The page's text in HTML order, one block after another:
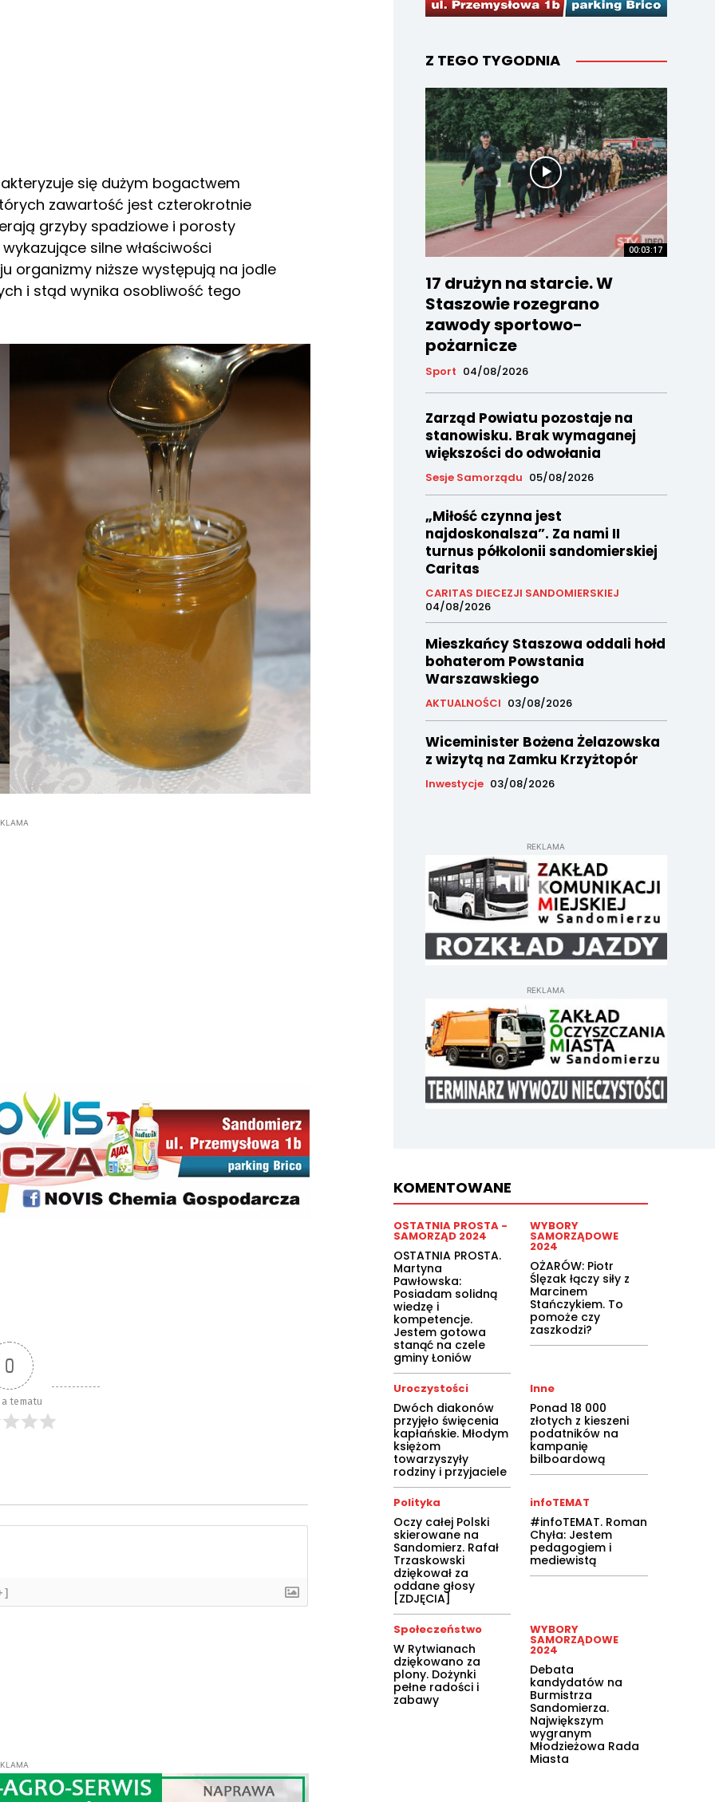
się dużym bogactwem
zawartość jest czterokrotnie
grzyby spadziowe i porosty
silne właściwości
organizmy niższe występują na jodle
i stąd wynika osobliwość tego
0
tematu
Z TEGO TYGODNIA
00:03:17
17 drużyn na starcie. W
Staszowie rozegrano
zawody sportowo-
pożarnicze
Sport 04/08/2026
Zarząd Powiatu pozostaje na
stanowisku. Brak wymaganej
większości do odwołania
Sesje Samorządu 05/08/2026
„Miłość czynna jest
najdoskonalsza”. Za nami II
turnus półkolonii sandomierskiej
Caritas
CARITAS DIECEZJI SANDOMIERSKIEJ
04/08/2026
Mieszkańcy Staszowa oddali hołd
bohaterom Powstania
Warszawskiego
AKTUALNOŚCI 03/08/2026
Wiceminister Bożena Żelazowska
z wizytą na Zamku Krzyżtopór
Inwestycje 03/08/2026
REKLAMA
REKLAMA
KOMENTOWANE
OSTATNIA PROSTA -
SAMORZĄD 2024
OSTATNIA PROSTA.
Martyna
Pawłowska:
Posiadam solidną
wiedzę i
kompetencje.
Jestem gotowa
stanąć na czele
gminy Łoniów
WYBORY
SAMORZĄDOWE
2024
OŻARÓW: Piotr
Ślęzak łączy siły z
Marcinem
Stańczykiem. To
pomoże czy
zaszkodzi?
Uroczystości
Dwóch diakonów
przyjęło święcenia
kapłańskie. Młodym
księżom
towarzyszyły
rodziny i przyjaciele
Inne
Ponad 18 000
złotych z kieszeni
podatników na
kampanię
bilboardową
Polityka
Oczy całej Polski
skierowane na
Sandomierz. Rafał
Trzaskowski
dziękował za
oddane głosy
[ZDJĘCIA]
infoTEMAT
#infoTEMAT. Roman
Chyła: Jestem
pedagogiem i
mediewistą
Społeczeństwo
W Rytwianach
dziękowano za
plony. Dożynki
pełne radości i
zabawy
WYBORY
SAMORZĄDOWE
2024
Debata
kandydatów na
Burmistrza
Sandomierza.
Największym
wygranym
Młodzieżowa Rada
Miasta